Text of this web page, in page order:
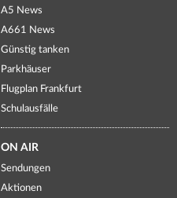
A5 News
A661 News
Günstig tanken
Parkhäuser
Flugplan Frankfurt
Schulausfälle
ON AIR
Sendungen
Aktionen